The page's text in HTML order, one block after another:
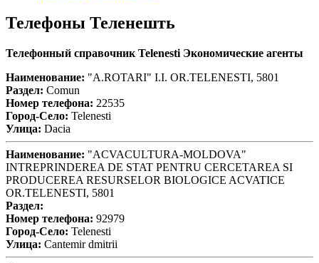
Телефоны Теленешть
Телефонный справочник Telenesti Экономические агенты
Наименование: "A.ROTARI" I.I. OR.TELENESTI, 5801
Раздел: Comun
Номер телефона: 22535
Город-Село: Telenesti
Улица: Dacia
Наименование: "ACVACULTURA-MOLDOVA"
INTREPRINDEREA DE STAT PENTRU CERCETAREA SI
PRODUCEREA RESURSELOR BIOLOGICE ACVATICE
OR.TELENESTI, 5801
Раздел:
Номер телефона: 92979
Город-Село: Telenesti
Улица: Cantemir dmitrii